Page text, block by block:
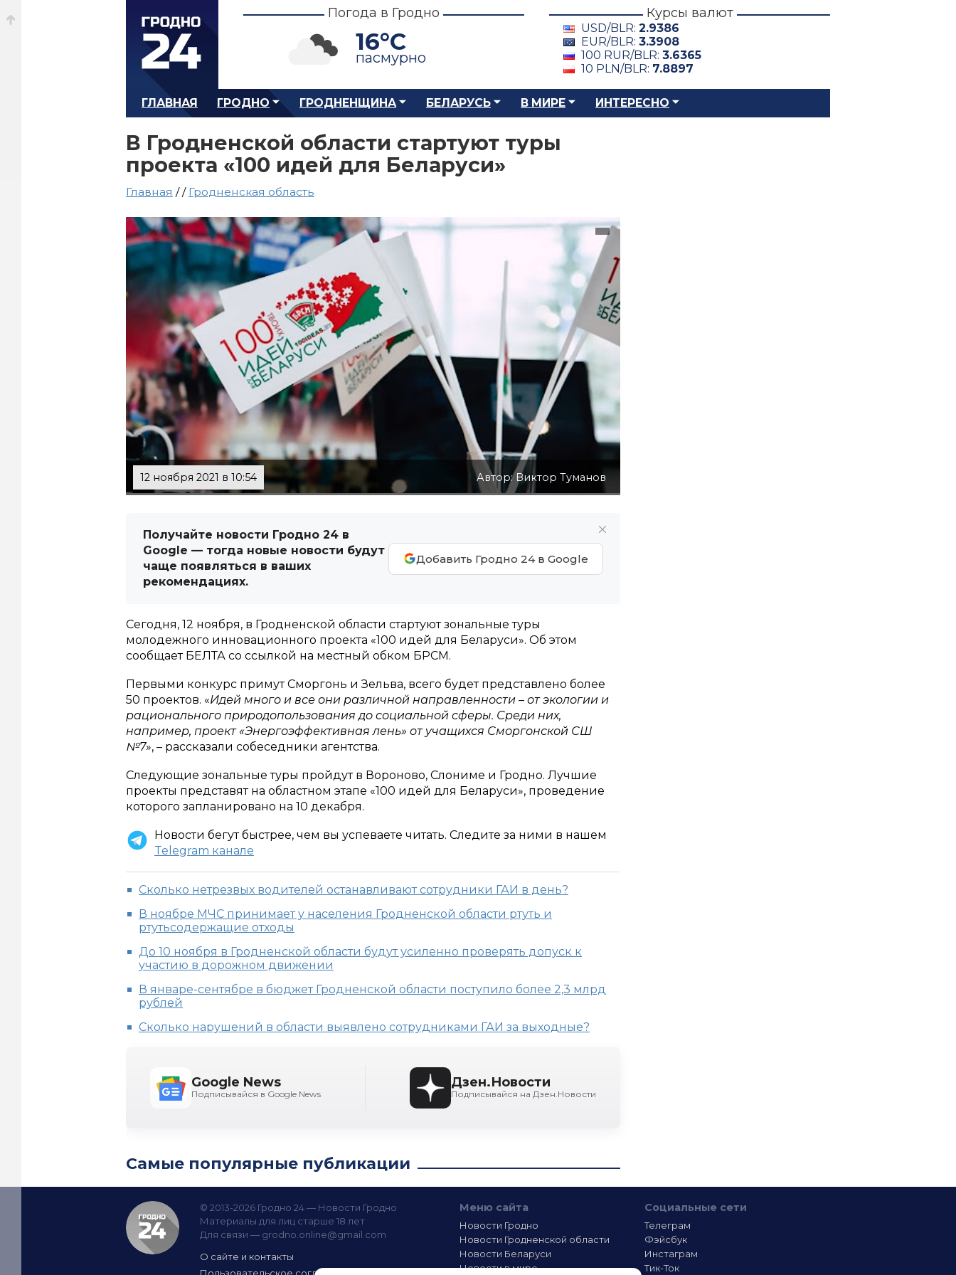
Погода в Гродно
16°C
пасмурно
Курсы валют
USD/BLR: 2.9386
EUR/BLR: 3.3908
100 RUR/BLR: 3.6365
10 PLN/BLR: 7.8897
ГЛАВНАЯ ГРОДНО ГРОДНЕНЩИНА БЕЛАРУСЬ В МИРЕ ИНТЕРЕСНО
В Гродненской области стартуют туры
проекта «100 идей для Беларуси»
Главная // Гродненская область
12 ноября 2021 в 10:54 Автор: Виктор Туманов
Получайте новости Гродно 24 в
Google — тогда новые новости будут
чаще появляться в ваших
рекомендациях.
Добавить Гродно 24 в Google
Сегодня, 12 ноября, в Гродненской области стартуют зональные туры
молодежного инновационного проекта «100 идей для Беларуси». Об этом
сообщает БЕЛТА со ссылкой на местный обком БРСМ.
Первыми конкурс примут Сморгонь и Зельва, всего будет представлено более
50 проектов. «Идей много и все они различной направленности – от экологии и
рационального природопользования до социальной сферы. Среди них,
например, проект «Энергоэффективная лень» от учащихся Сморгонской СШ
№7», – рассказали собеседники агентства.
Следующие зональные туры пройдут в Вороново, Слониме и Гродно. Лучшие
проекты представят на областном этапе «100 идей для Беларуси», проведение
которого запланировано на 10 декабря.
Новости бегут быстрее, чем вы успеваете читать. Следите за ними в нашем
Telegram канале
Сколько нетрезвых водителей останавливают сотрудники ГАИ в день?
В ноябре МЧС принимает у населения Гродненской области ртуть и
ртутьсодержащие отходы
До 10 ноября в Гродненской области будут усиленно проверять допуск к
участию в дорожном движении
В январе-сентябре в бюджет Гродненской области поступило более 2,3 млрд
рублей
Сколько нарушений в области выявлено сотрудниками ГАИ за выходные?
Google News
Подписывайся в Google News
Дзен.Новости
Подписывайся на Дзен.Новости
Самые популярные публикации
© 2013-2026 Гродно 24 — Новости Гродно
Материалы для лиц старше 18 лет
Для связи — grodno.online@gmail.com
О сайте и контакты
Меню сайта
Новости Гродно
Новости Гродненской области
Новости Беларуси
Новости в мире
Социальные сети
Телеграм
Фэйсбук
Инстаграм
Тик-Ток